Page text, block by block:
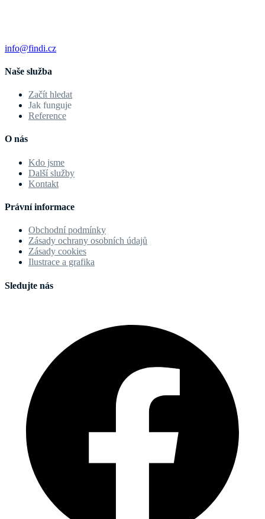
info@findi.cz
Naše služba
Začít hledat
Jak funguje
Reference
O nás
Kdo jsme
Další služby
Kontakt
Právní informace
Obchodní podmínky
Zásady ochrany osobních údajů
Zásady cookies
Ilustrace a grafika
Sledujte nás